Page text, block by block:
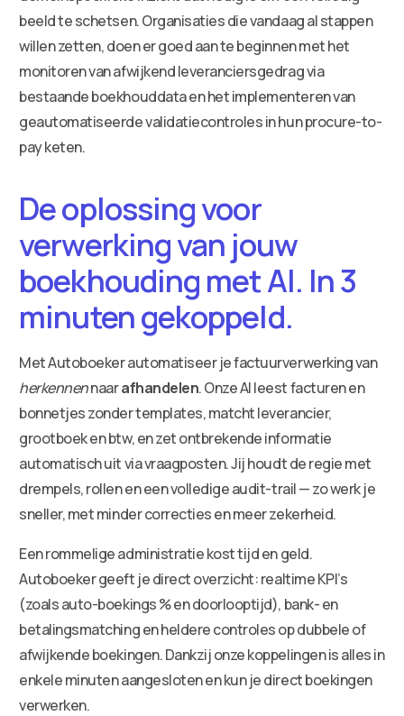
beeld te schetsen. Organisaties die vandaag al stappen
willen zetten, doen er goed aan te beginnen met het
monitoren van afwijkend leveranciersgedrag via
bestaande boekhouddata en het implementeren van
geautomatiseerde validatiecontroles in hun procure-to-
pay keten.
De oplossing voor
verwerking van jouw
boekhouding met AI. In 3
minuten gekoppeld.
Met Autoboeker automatiseer je factuurverwerking van
herkennennaarafhandelen. Onze AI leest facturen en
bonnetjes zonder templates, matcht leverancier,
grootboek en btw, en zet ontbrekende informatie
automatisch uit via vraagposten. Jij houdt de regie met
drempels, rollen en een volledige audit-trail — zo werk je
sneller, met minder correcties en meer zekerheid.
Een rommelige administratie kost tijd en geld.
Autoboeker geeft je direct overzicht: realtime KPI’s
(zoals auto-boekings % en doorlooptijd), bank- en
betalingsmatching en heldere controles op dubbele of
afwijkende boekingen. Dankzij onze koppelingen is alles in
enkele minuten aangesloten en kun je direct boekingen
verwerken.